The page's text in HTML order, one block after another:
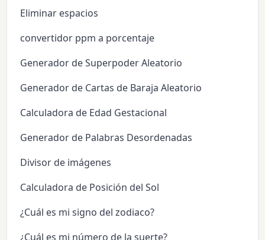
Eliminar espacios
convertidor ppm a porcentaje
Generador de Superpoder Aleatorio
Generador de Cartas de Baraja Aleatorio
Calculadora de Edad Gestacional
Generador de Palabras Desordenadas
Divisor de imágenes
Calculadora de Posición del Sol
¿Cuál es mi signo del zodiaco?
¿Cuál es mi número de la suerte?